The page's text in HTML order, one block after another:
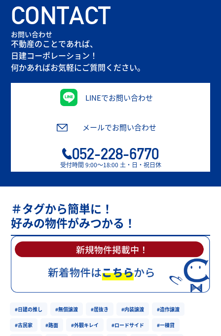
CONTACT
お問い合わせ
不動産のことであれば、
日建コーポレーション！
何かあればお気軽にご質問ください。
LINEでお問い合わせ
メールでお問い合わせ
052-228-6770
受付時間 9:00〜18:00 土・日・祝日休
＃タグから簡単に！
好みの物件がみつかる！
#日建の推し #無償譲渡 #居抜き #内装譲渡 #造作譲渡
#古民家 #路面 #外観キレイ #ロードサイド #一棟貸